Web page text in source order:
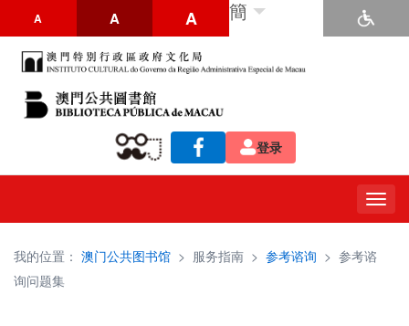
A A A 簡
登录
我的位置： 澳门公共图书馆 > 服务指南 > 参考谘询 > 参考谘
询问题集